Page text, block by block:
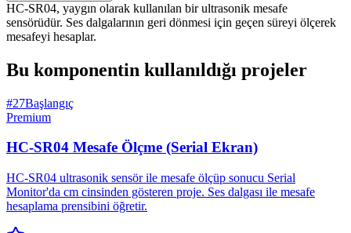
HC-SR04, yaygın olarak kullanılan bir ultrasonik mesafe
sensörüdür. Ses dalgalarının geri dönmesi için geçen süreyi ölçerek
mesafeyi hesaplar.
Bu komponentin kullanıldığı projeler
#27Başlangıç
Premium
HC-SR04 Mesafe Ölçme (Serial Ekran)
HC-SR04 ultrasonik sensör ile mesafe ölçüp sonucu Serial
Monitor'da cm cinsinden gösteren proje. Ses dalgası ile mesafe
hesaplama prensibini öğretir.